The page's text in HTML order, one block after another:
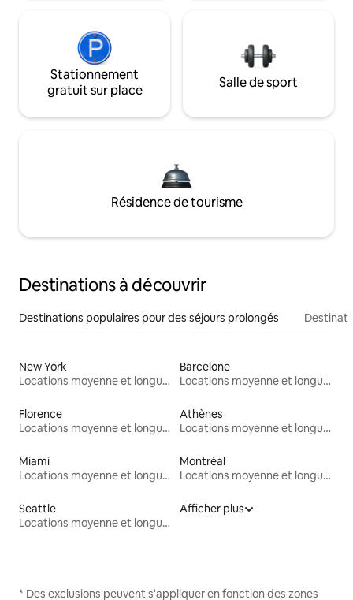
Stationnement
gratuit sur place
Salle de sport
Résidence de tourisme
Destinations à découvrir
Destinations populaires pour des séjours prolongés
New York
Locations moyenne et longue durée
Barcelone
Locations moyenne et longue durée
Florence
Locations moyenne et longue durée
Athènes
Locations moyenne et longue durée
Miami
Locations moyenne et longue durée
Montréal
Locations moyenne et longue durée
Seattle
Locations moyenne et longue durée
Afficher plus
* Des exclusions peuvent s'appliquer en fonction des zones